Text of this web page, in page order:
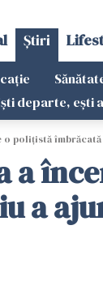
Știri
departe, ești
o polițistă
a
a